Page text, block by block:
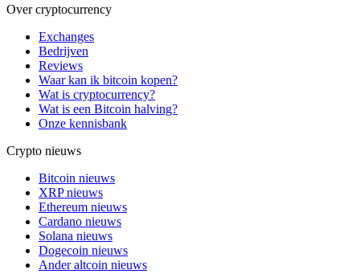
Over cryptocurrency
Exchanges
Bedrijven
Reviews
Waar kan ik bitcoin kopen?
Wat is cryptocurrency?
Wat is een Bitcoin halving?
Onze kennisbank
Crypto nieuws
Bitcoin nieuws
XRP nieuws
Ethereum nieuws
Cardano nieuws
Solana nieuws
Dogecoin nieuws
Ander altcoin nieuws